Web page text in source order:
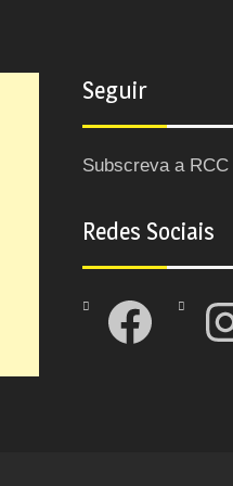
Seguir
Subscreva a
Redes Sociais
Facebook